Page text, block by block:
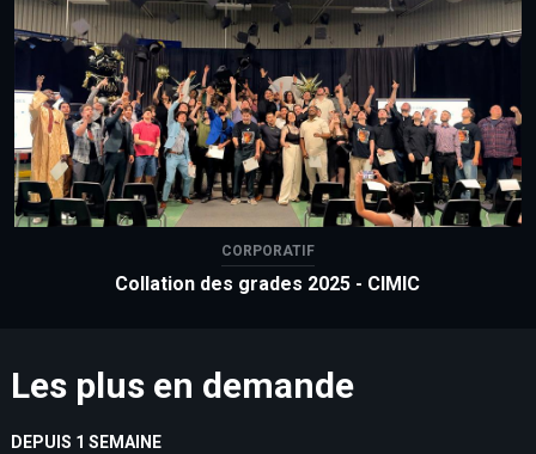
CORPORATIF
Collation des grades 2025 - CIMIC
Les plus en demande
DEPUIS 1 SEMAINE